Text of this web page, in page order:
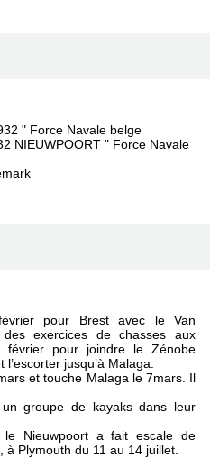
" Force Navale belge
NIEUWPOORT " Force Navale
pour Brest avec le Van
exercices de chasses aux
pour joindre le Zénobe
jusqu’à Malaga.
et touche Malaga le 7mars. Il
groupe de kayaks dans leur
le Nieuwpoort a fait escale de
Plymouth du 11 au 14 juillet.